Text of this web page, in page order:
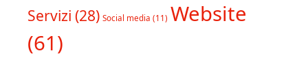
Servizi (28) Social media (11) Website
(61)